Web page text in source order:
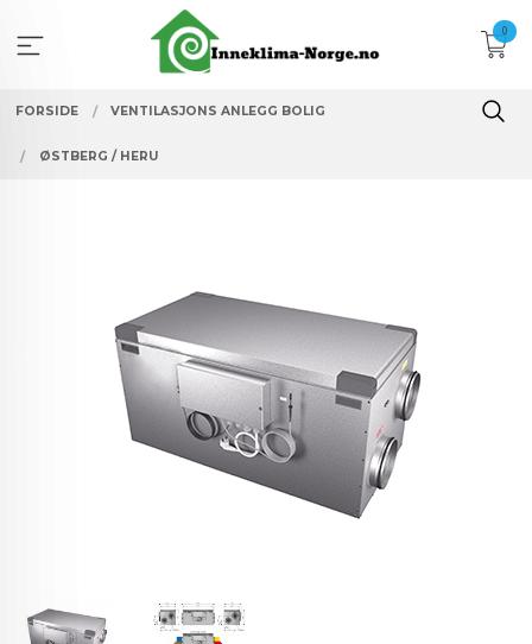
innholdet
0
FORSIDE VENTILASJONS ANLEGG BOLIG
ØSTBERG / HERU